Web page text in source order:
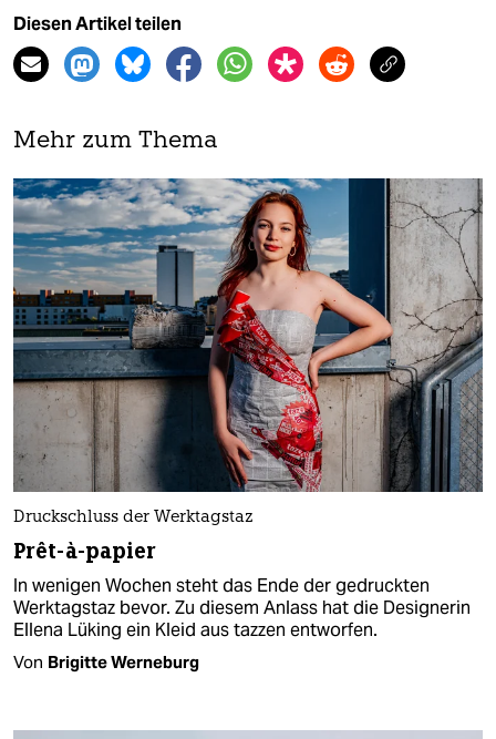
Diesen Artikel teilen
Mehr zum Thema
Druckschluss der Werktagstaz
Prêt-à-papier
In wenigen Wochen steht das Ende der gedruckten
Werktagstaz bevor. Zu diesem Anlass hat die Designerin
Ellena Lüking ein Kleid aus tazzen entworfen.
Von Brigitte Werneburg